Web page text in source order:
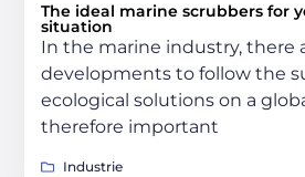
The ideal marine scrubbers for
situation
In the marine industry, there
developments to follow the
ecological solutions on a
therefore important
Industrie